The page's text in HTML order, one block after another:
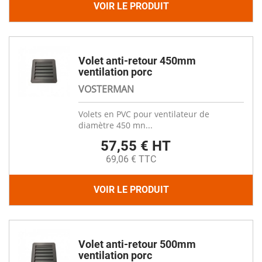
VOIR LE PRODUIT
Volet anti-retour 450mm
ventilation porc
VOSTERMAN
Volets en PVC pour ventilateur de
diamètre 450 mn...
57,55 € HT
69,06 € TTC
VOIR LE PRODUIT
Volet anti-retour 500mm
ventilation porc